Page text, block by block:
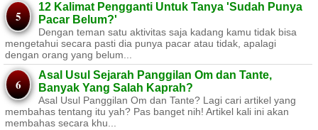
12 Kalimat Pengganti Untuk Tanya 'Sudah Punya
Pacar Belum?'
Dengan teman satu aktivitas saja kadang kamu tidak bisa
mengetahui secara pasti dia punya pacar atau tidak, apalagi
dengan orang yang belum...
Asal Usul Sejarah Panggilan Om dan Tante,
Banyak Yang Salah Kaprah?
Asal Usul Panggilan Om dan Tante? Lagi cari artikel yang
membahas tentang itu yah? Pas banget nih! Artikel kali ini akan
membahas secara khu...